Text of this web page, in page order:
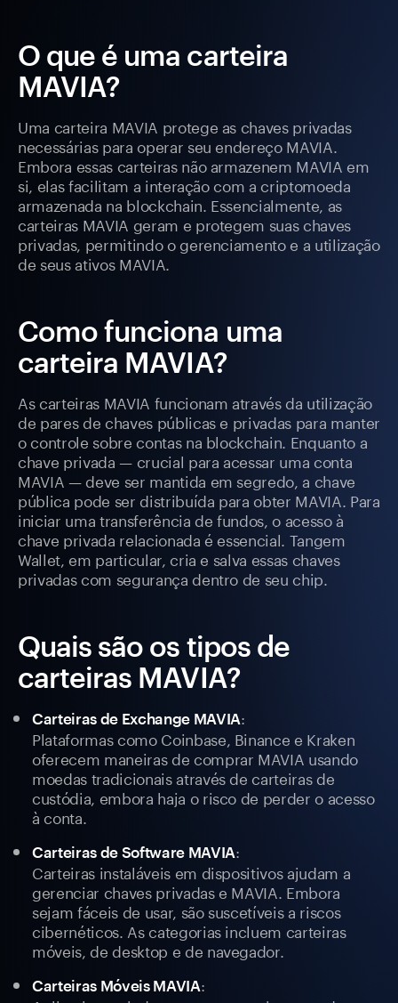
O que é uma carteira
MAVIA?
Uma carteira MAVIA protege as chaves privadas
necessárias para operar seu endereço MAVIA.
Embora essas carteiras não armazenem MAVIA em
si, elas facilitam a interação com a criptomoeda
armazenada na blockchain. Essencialmente, as
carteiras MAVIA geram e protegem suas chaves
privadas, permitindo o gerenciamento e a utilização
de seus ativos MAVIA.
Como funciona uma
carteira MAVIA?
As carteiras MAVIA funcionam através da utilização
de pares de chaves públicas e privadas para manter
o controle sobre contas na blockchain. Enquanto a
chave privada — crucial para acessar uma conta
MAVIA — deve ser mantida em segredo, a chave
pública pode ser distribuída para obter MAVIA. Para
iniciar uma transferência de fundos, o acesso à
chave privada relacionada é essencial. Tangem
Wallet, em particular, cria e salva essas chaves
privadas com segurança dentro de seu chip.
Quais são os tipos de
carteiras MAVIA?
Carteiras de Exchange MAVIA:
Plataformas como Coinbase, Binance e Kraken
oferecem maneiras de comprar MAVIA usando
moedas tradicionais através de carteiras de
custódia, embora haja o risco de perder o acesso
à conta.
Carteiras de Software MAVIA:
Carteiras instaláveis em dispositivos ajudam a
gerenciar chaves privadas e MAVIA. Embora
sejam fáceis de usar, são suscetíveis a riscos
cibernéticos. As categorias incluem carteiras
móveis, de desktop e de navegador.
Carteiras Móveis MAVIA: